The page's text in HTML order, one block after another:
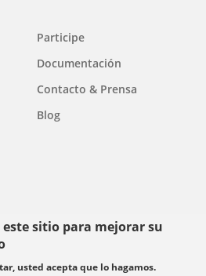
sitio para mejorar su
usted acepta que lo hagamos.
Participe
Documentación
Contacto & Prensa
Blog